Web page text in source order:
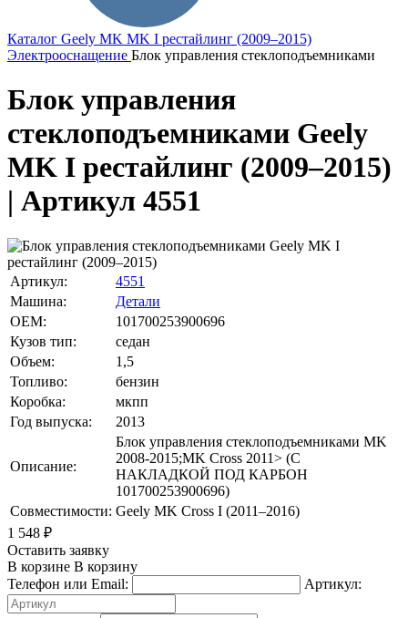
Каталог Geely MK MK I рестайлинг (2009–2015)
Электрооснащение Блок управления стеклоподъемниками
Блок управления
стеклоподъемниками Geely
MK I рестайлинг (2009–2015)
| Артикул 4551
Артикул:
4551
Машина:
Детали
OEM:
101700253900696
Кузов тип:
седан
Объем:
1,5
Топливо:
бензин
Коробка:
мкпп
Год выпуска:
2013
Описание:
Блок управления стеклоподъемниками MK
2008-2015;MK Cross 2011> (С
НАКЛАДКОЙ ПОД КАРБОН
101700253900696)
Совместимости: Geely MK Cross I (2011–2016)
1 548 ₽
Оставить заявку
В корзине В корзину
Телефон или Email:
Артикул: